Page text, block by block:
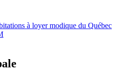
à loyer modique du Québec